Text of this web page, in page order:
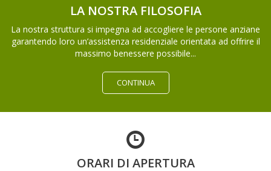
LA NOSTRA FILOSOFIA
La nostra struttura si impegna ad accogliere le persone anziane
garantendo loro un’assistenza residenziale orientata ad offrire il
massimo benessere possibile...
CONTINUA
ORARI DI APERTURA